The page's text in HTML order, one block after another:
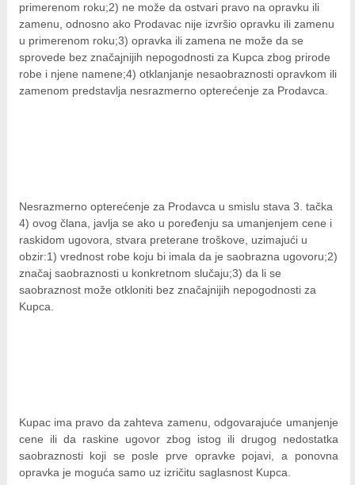
primerenom roku;2) ne može da ostvari pravo na opravku ili
zamenu, odnosno ako Prodavac nije izvršio opravku ili zamenu
u primerenom roku;3) opravka ili zamena ne može da se
sprovede bez značajnijih nepogodnosti za Kupca zbog prirode
robe i njene namene;4) otklanjanje nesaobraznosti opravkom ili
zamenom predstavlja nesrazmerno opterećenje za Prodavca.
Nesrazmerno opterećenje za Prodavca u smislu stava 3. tačka
4) ovog člana, javlja se ako u poređenju sa umanjenjem cene i
raskidom ugovora, stvara preterane troškove, uzimajući u
obzir:1) vrednost robe koju bi imala da je saobrazna ugovoru;2)
značaj saobraznosti u konkretnom slučaju;3) da li se
saobraznost može otkloniti bez značajnijih nepogodnosti za
Kupca.
Kupac ima pravo da zahteva zamenu, odgovarajuće umanjenje
cene ili da raskine ugovor zbog istog ili drugog nedostatka
saobraznosti koji se posle prve opravke pojavi, a ponovna
opravka je moguća samo uz izričitu saglasnost Kupca.